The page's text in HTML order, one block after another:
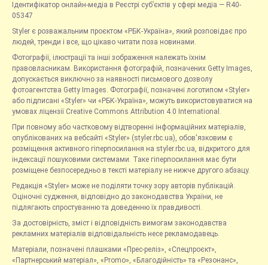
Ідентифікатор онлайн-медіа в Реєстрі суб’єктів у сфері медіа — R40-
05347
Styler є розважальним проєктом «РБК-Україна», який розповідає про
людей, тренди і все, що цікаво читати поза новинами.
Фотографії, ілюстрації та інші зображення належать їхнім
правовласникам. Використання фотографій, позначених Getty Images,
допускається виключно за наявності письмового дозволу
фотоагентства Getty Images. Фотографії, позначені логотипом «Styler»
або підписані «Styler» чи «РБК-Україна», можуть використовуватися на
умовах ліцензії Creative Commons Attribution 4.0 International.
При повному або частковому відтворенні інформаційних матеріалів,
опублікованих на вебсайті «Styler» (styler.rbc.ua), обов'язковим є
розміщення активного гіперпосилання на styler.rbc.ua, відкритого для
індексації пошуковими системами. Таке гіперпосилання має бути
розміщене безпосередньо в тексті матеріалу не нижче другого абзацу.
Редакція «Styler» може не поділяти точку зору авторів публікацій.
Оціночні судження, відповідно до законодавства України, не
підлягають спростуванню та доведенню їх правдивості.
За достовірність, зміст і відповідність вимогам законодавства
рекламних матеріалів відповідальність несе рекламодавець.
Матеріали, позначені плашками «Прес-реліз», «Спецпроєкт»,
«Партнерський матеріал», «Promo», «Благодійність» та «Резонанс»,